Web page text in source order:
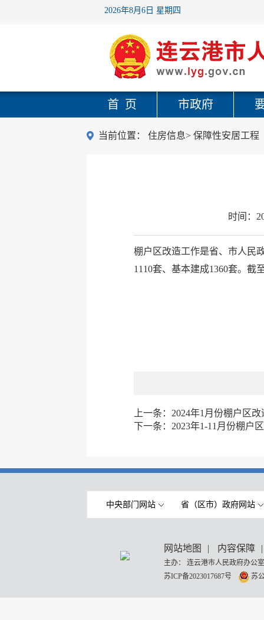
2026年8月6日 星期四
首 页 市政府
当前位置： 住房信息> 保障性安居工程
时间：
棚户区改造工作是省、市人民
1110套、基本建成1360套。截
上一条： 2024年1月份棚户区
下一条： 2023年1-11月份棚户
中央部门网站 省（区市）政府网站
网站地图 | 内容保障 |
主办： 连云港市人民政府办
苏ICP备2023017687号
苏